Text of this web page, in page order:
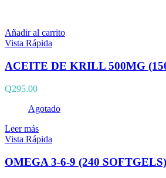
Añadir al carrito
Vista Rápida
ACEITE DE KRILL 500MG
Q295.00
Agotado
Leer más
Vista Rápida
OMEGA 3-6-9 (240 SOFTGELS)